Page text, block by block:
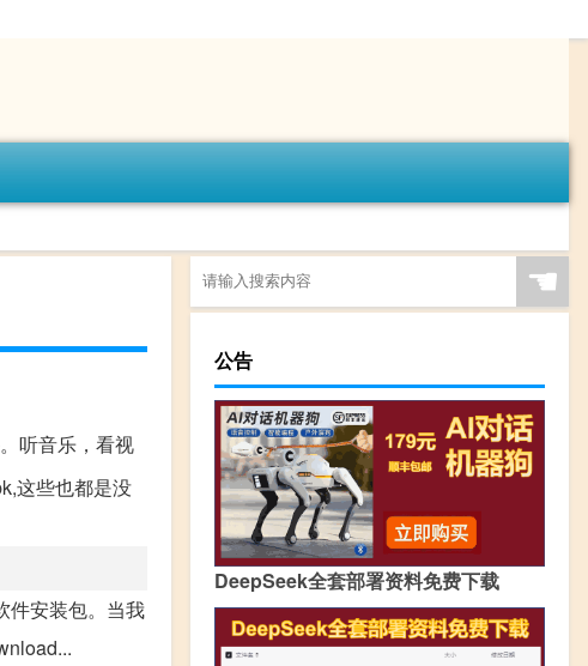
听音乐，看视
这些也都是没
件安装包。当我
☚
公告
DeepSeek全套部署资料免费下载